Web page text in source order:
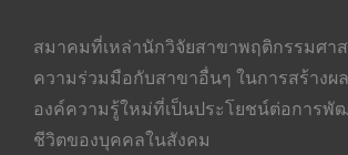
สมาคมที่เหล่านักวิจัยสาขาพฤติกรรมศา
ความร่วมมือกับสาขาอื่นๆ ในการสร้างผ
องค์ความรู้ใหม่ที่เป็นประโยชน์ต่อการ
ชีวิตของบุคคลในสังคม